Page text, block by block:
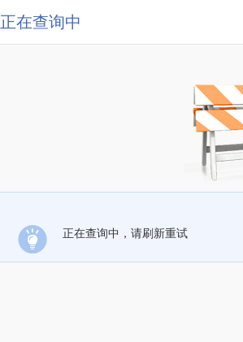
正在查询中
正在查询中，请刷新重试